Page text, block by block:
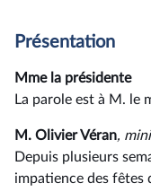
Présentation
Mme la présidente
La parole est à M. le
M. Olivier Véran,
Depuis plusieurs
impatience des fêtes